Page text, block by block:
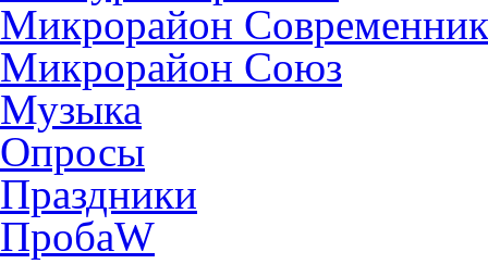
Микрорайон Современник
Микрорайон Союз
Музыка
Опросы
Праздники
ПробаW